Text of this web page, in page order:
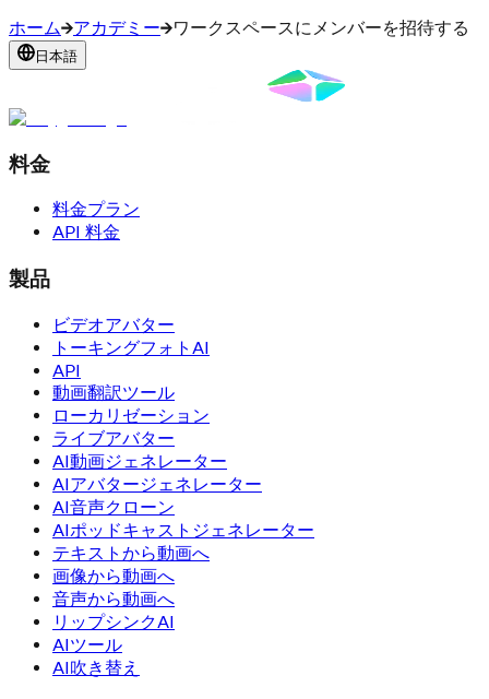
ホーム
アカデミー ワークスペースにメンバーを招待する
日本語
料金
料金プラン
API 料金
製品
ビデオアバター
トーキングフォトAI
API
動画翻訳ツール
ローカリゼーション
ライブアバター
AI動画ジェネレーター
AIアバタージェネレーター
AI音声クローン
AIポッドキャストジェネレーター
テキストから動画へ
画像から動画へ
音声から動画へ
リップシンクAI
AIツール
AI吹き替え